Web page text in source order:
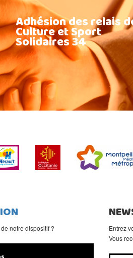
Adhésion des relais
Culture et Sport
Solidaires 34
notre dispositif ?
Entrez
Vous